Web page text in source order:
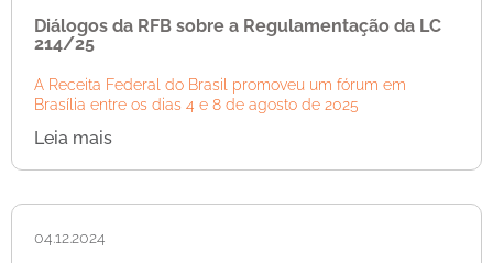
Diálogos da RFB sobre a Regulamentação da LC
214/25
A Receita Federal do Brasil promoveu um fórum em
Brasília entre os dias 4 e 8 de agosto de 2025
Leia mais
04.12.2024